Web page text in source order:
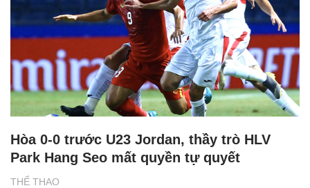
THỂ THAO
Hòa 0-0 trước U23 Jordan, thầy trò HLV
Park Hang Seo mất quyền tự quyết